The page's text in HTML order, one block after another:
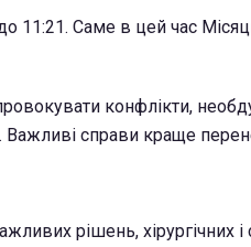
11:21. Саме в цей час
конфлікти,
Важливі справи краще
рішень, хірургічних і